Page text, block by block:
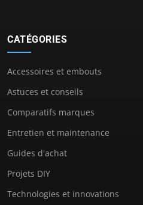
CATÉGORIES
Accessoires et embouts
Astuces et conseils
Comparatifs marques
Entretien et maintenance
Guides d'achat
Projets DIY
Technologies et innovations